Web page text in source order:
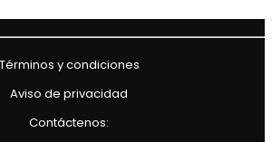
Términos y condiciones
Aviso de privacidad
Contáctenos: